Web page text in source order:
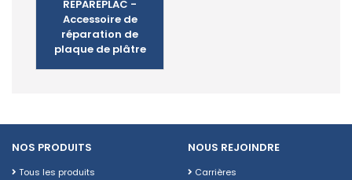
REPAREPLAC -
Accessoire de
réparation de
plaque de plâtre
NOS PRODUITS
Tous les produits
NOUS REJOINDRE
Carrières